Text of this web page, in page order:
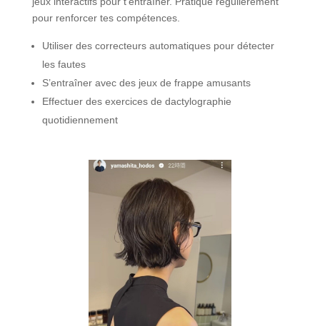
pour renforcer tes compétences.
Utiliser des correcteurs automatiques pour détecter
les fautes
S’entraîner avec des jeux de frappe amusants
Effectuer des exercices de dactylographie
quotidiennement